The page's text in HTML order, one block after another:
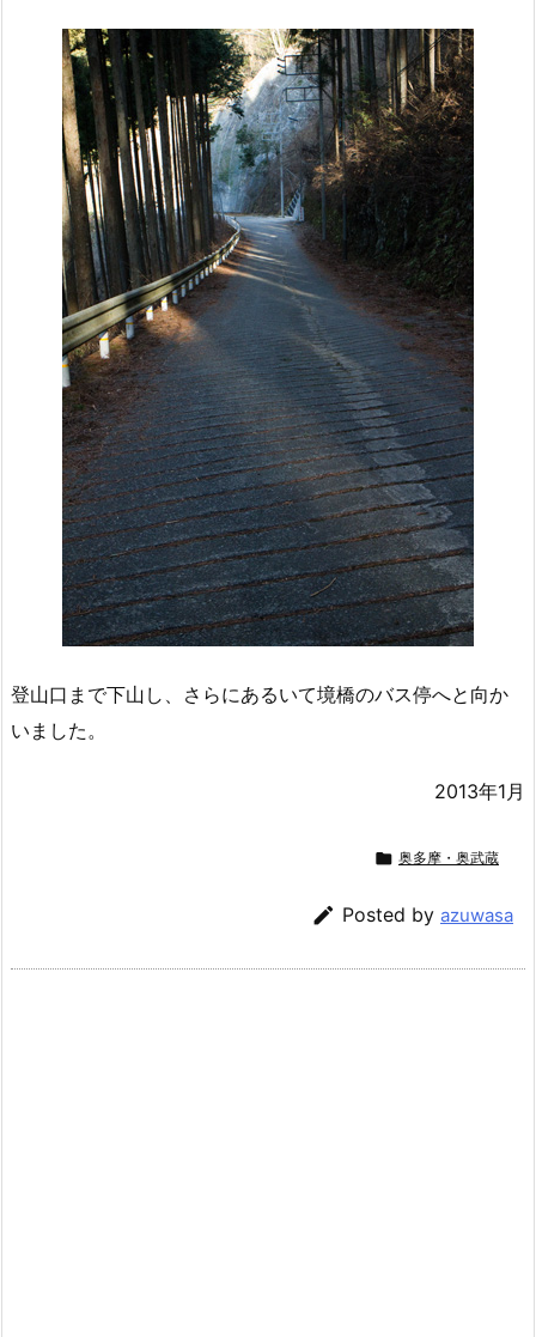
登山口まで下山し、さらにあるいて境橋のバス停へと向か
いました。
2013年1月
 奥多摩・奥武蔵
 Posted by azuwasa